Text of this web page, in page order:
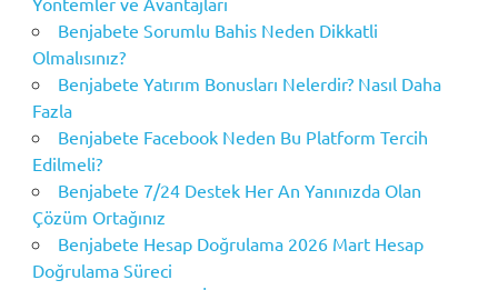
Benjabete Sorumlu Bahis Neden Dikkatli
Olmalısınız?
Benjabete Yatırım Bonusları Nelerdir? Nasıl Daha
Fazla
Benjabete Facebook Neden Bu Platform Tercih
Edilmeli?
Benjabete 7/24 Destek Her An Yanınızda Olan
Çözüm Ortağınız
Benjabete Hesap Doğrulama 2026 Mart Hesap
Doğrulama Süreci